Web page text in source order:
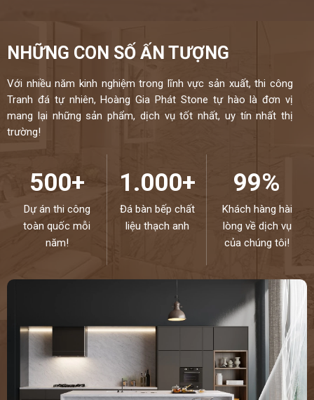
NHỮNG CON SỐ ẤN TƯỢNG
Với nhiều năm kinh nghiệm trong lĩnh vực sản xuất, thi công
Tranh đá tự nhiên, Hoàng Gia Phát Stone tự hào là đơn vị
mang lại những sản phẩm, dịch vụ tốt nhất, uy tín nhất thị
trường!
500+
Dự án thi công
toàn quốc mỗi
năm!
1.000+
Đá bàn bếp chất
liệu thạch anh
99%
Khách hàng hài
lòng về dịch vụ
của chúng tôi!